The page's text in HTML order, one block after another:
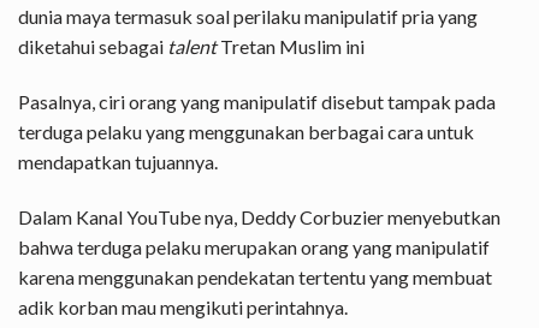
dunia maya termasuk soal perilaku manipulatif pria yang
diketahui sebagai talentTretan Muslim ini
Pasalnya, ciri orang yang manipulatif disebut tampak pada
terduga pelaku yang menggunakan berbagai cara untuk
mendapatkan tujuannya.
Dalam Kanal YouTube nya, Deddy Corbuzier menyebutkan
bahwa terduga pelaku merupakan orang yang manipulatif
karena menggunakan pendekatan tertentu yang membuat
adik korban mau mengikuti perintahnya.